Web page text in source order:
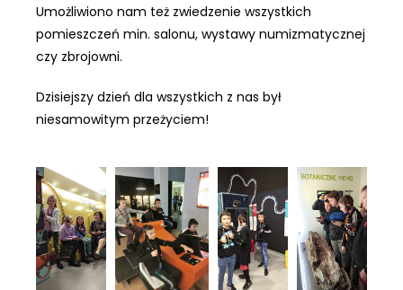
Umożliwiono nam też zwiedzenie wszystkich
pomieszczeń min. salonu, wystawy numizmatycznej
czy zbrojowni.
Dzisiejszy dzień dla wszystkich z nas był
niesamowitym przeżyciem!